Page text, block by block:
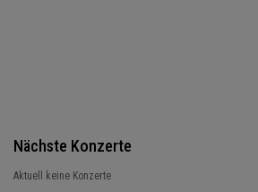
Nächste Konzerte
Aktuell keine Konzerte